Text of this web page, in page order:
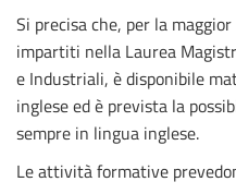
Si precisa che, per la
impartiti nella Laurea
e Industriali, è disponibile
inglese ed è prevista la
sempre in lingua inglese.
Le attività formative